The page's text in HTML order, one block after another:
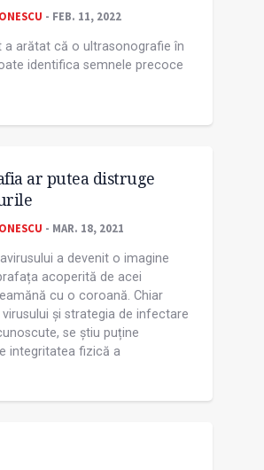
- FEB. 11, 2022
a arătat că o ultrasonografie în
identifica semnele precoce
ar putea distruge
- MAR. 18, 2021
a devenit o imagine
acoperită de acei
cu o coroană. Chiar
și strategia de infectare
se știu puține
integritatea fizică a